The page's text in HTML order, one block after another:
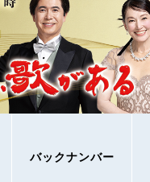
バックナンバー